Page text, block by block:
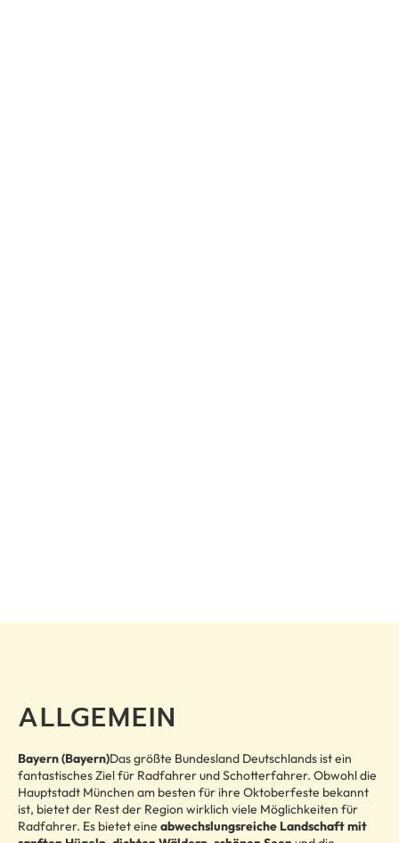
ALLGEMEIN
Bayern (Bayern)Das größte Bundesland Deutschlands ist ein
fantastisches Ziel für Radfahrer und Schotterfahrer. Obwohl die
Hauptstadt München am besten für ihre Oktoberfeste bekannt
ist, bietet der Rest der Region wirklich viele Möglichkeiten für
Radfahrer. Es bietet eine abwechslungsreiche Landschaft mit